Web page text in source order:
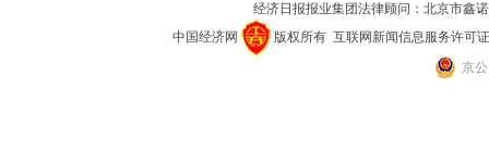
经济日报报业集团法律顾问： 北京市鑫
中国经济网
版权所有 互联网新闻信息服务许可证
京公